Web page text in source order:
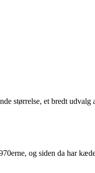
størrelse, et bredt
og siden da har